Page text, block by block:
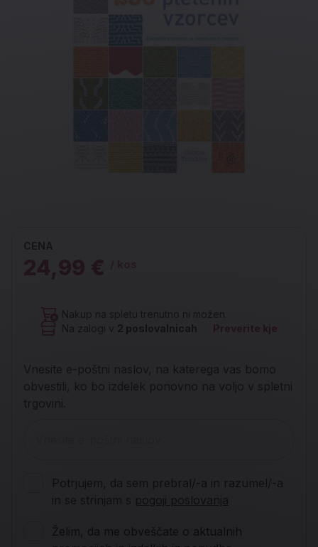
CENA
24,99 €
Nakup na spletu trenutno ni možen.
Na zalogi v 2 poslovalnicah Preverite kje
Vnesite e-poštni naslov, na katerega vas bomo
obvestili, ko bo izdelek ponovno na voljo v spletni
trgovini.
Potrjujem, da sem prebral/-a in razumel/-a
in se strinjam s pogoji poslovanja
Želim, da me obveščate o aktualnih